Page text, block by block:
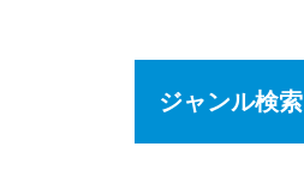
ジャンル検索